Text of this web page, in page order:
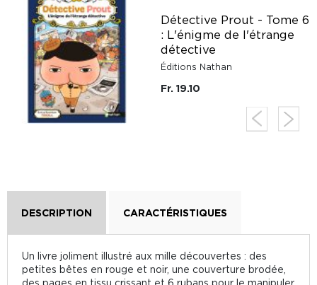
Détective Prout - Tome 6
: L'énigme de l'étrange
détective
Éditions Nathan
Fr. 19.10
DESCRIPTION CARACTÉRISTIQUES
Un livre joliment illustré aux mille découvertes : des
petites bêtes en rouge et noir, une couverture brodée,
des pages en tissu crissant et 6 rubans pour le manipuler